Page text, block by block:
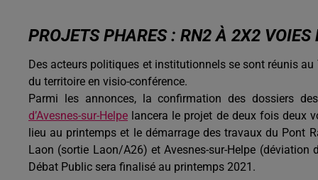
PROJETS PHARES : RN2 À 2X2 VOIES
Des acteurs politiques et institutionnels se sont réunis
du territoire en visio-conférence.
Parmi les annonces, la confirmation des dossiers
d’Avesnes-sur-Helpe lancera le projet de deux fois deux
lieu au printemps et le démarrage des travaux du Pont
Laon (sortie Laon/A26) et Avesnes-sur-Helpe
Débat Public sera finalisé au printemps 2021.